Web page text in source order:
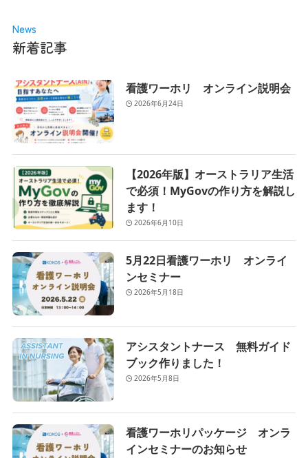
News
新着記事
看護ワーホリ オンライン説明会
2026年6月24日
【2026年版】オーストラリア生活
で必須！MyGovの作り方を解説し
ます！
2026年6月10日
5月22日看護ワーホリ オンライ
ンセミナー
2026年5月18日
アシスタントナース 無料ガイド
ブック作りました！
2026年5月8日
看護ワーホリパッケージ オンラ
インセミナーのお知らせ